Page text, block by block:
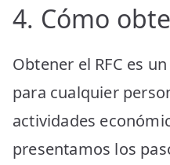
4. Cómo
Obtener el RFC es
para cualquier
actividades
presentamos los